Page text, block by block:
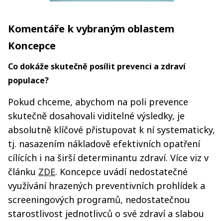
Komentáře k vybraným oblastem
Koncepce
Co dokáže skutečně posílit prevenci a zdraví
populace?
Pokud chceme, abychom na poli prevence
skutečně dosahovali viditelné výsledky, je
absolutně klíčové přistupovat k ní systematicky,
tj. nasazením nákladově efektivních opatření
cílících i na širší determinantu zdraví. Více viz v
článku ZDE. Koncepce uvádí nedostatečné
využívání hrazených preventivních prohlídek a
screeningových programů, nedostatečnou
starostlivost jednotlivců o své zdraví a slabou